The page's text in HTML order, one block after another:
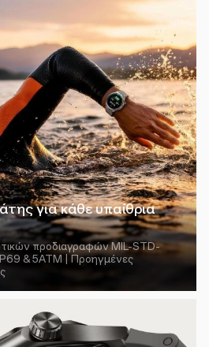
για κάθε υπαίθρια
προδιαγραφών MIL-STD-
& 5ATM | Προηγμένες